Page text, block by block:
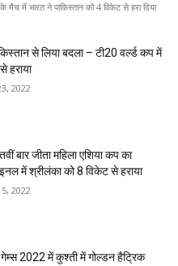
मैच में भारत ने पाकिस्तान को 4 विकेट से हरा दिया
से लिया बदला – टी20 वर्ल्ड कप में
हराया
2022
बार जीता महिला एशिया कप का
में श्रीलंका को 8 विकेट से हराया
2022
2022 में कुश्ती में गोल्डन हैट्रिक